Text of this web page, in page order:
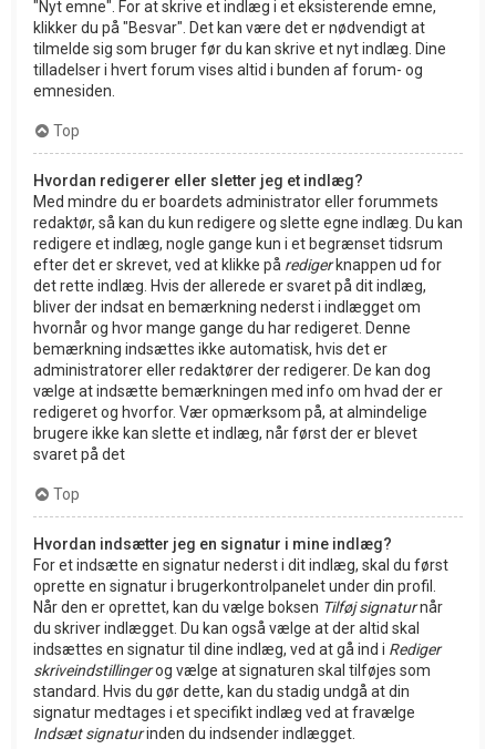
"Nyt emne". For at skrive et indlæg i et eksisterende emne,
klikker du på "Besvar". Det kan være det er nødvendigt at
tilmelde sig som bruger før du kan skrive et nyt indlæg. Dine
tilladelser i hvert forum vises altid i bunden af forum- og
emnesiden.
Top
Hvordan redigerer eller sletter jeg et indlæg?
Med mindre du er boardets administrator eller forummets
redaktør, så kan du kun redigere og slette egne indlæg. Du kan
redigere et indlæg, nogle gange kun i et begrænset tidsrum
efter det er skrevet, ved at klikke på redigerknappen ud for
det rette indlæg. Hvis der allerede er svaret på dit indlæg,
bliver der indsat en bemærkning nederst i indlægget om
hvornår og hvor mange gange du har redigeret. Denne
bemærkning indsættes ikke automatisk, hvis det er
administratorer eller redaktører der redigerer. De kan dog
vælge at indsætte bemærkningen med info om hvad der er
redigeret og hvorfor. Vær opmærksom på, at almindelige
brugere ikke kan slette et indlæg, når først der er blevet
svaret på det
Top
Hvordan indsætter jeg en signatur i mine indlæg?
For et indsætte en signatur nederst i dit indlæg, skal du først
oprette en signatur i brugerkontrolpanelet under din profil.
Når den er oprettet, kan du vælge boksen Tilføj signaturnår
du skriver indlægget. Du kan også vælge at der altid skal
indsættes en signatur til dine indlæg, ved at gå ind i Rediger
skriveindstillingerog vælge at signaturen skal tilføjes som
standard. Hvis du gør dette, kan du stadig undgå at din
signatur medtages i et specifikt indlæg ved at fravælge
Indsæt signaturinden du indsender indlægget.